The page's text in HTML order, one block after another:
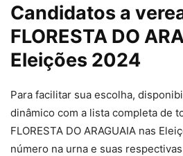
Candidatos a
FLORESTA DO
Eleições 2024
Para facilitar sua escolha,
dinâmico com a lista completa de
FLORESTA DO ARAGUAIA nas
número na urna e suas